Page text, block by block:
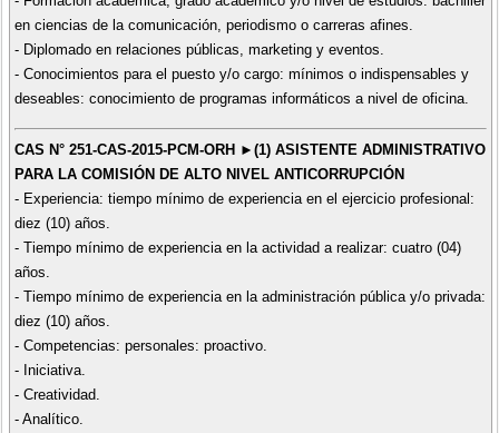
en ciencias de la comunicación, periodismo o carreras afines.
- Diplomado en relaciones públicas, marketing y eventos.
- Conocimientos para el puesto y/o cargo: mínimos o indispensables y
deseables: conocimiento de programas informáticos a nivel de oficina.
CAS N° 251-CAS-2015-PCM-ORH ►(1) ASISTENTE ADMINISTRATIVO
PARA LA COMISIÓN DE ALTO NIVEL ANTICORRUPCIÓN
- Experiencia: tiempo mínimo de experiencia en el ejercicio profesional:
diez (10) años.
- Tiempo mínimo de experiencia en la actividad a realizar: cuatro (04)
años.
- Tiempo mínimo de experiencia en la administración pública y/o privada:
diez (10) años.
- Competencias: personales: proactivo.
- Iniciativa.
- Creatividad.
- Analítico.